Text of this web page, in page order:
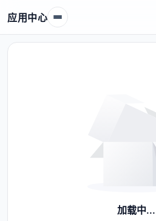
应用中心
加载中...